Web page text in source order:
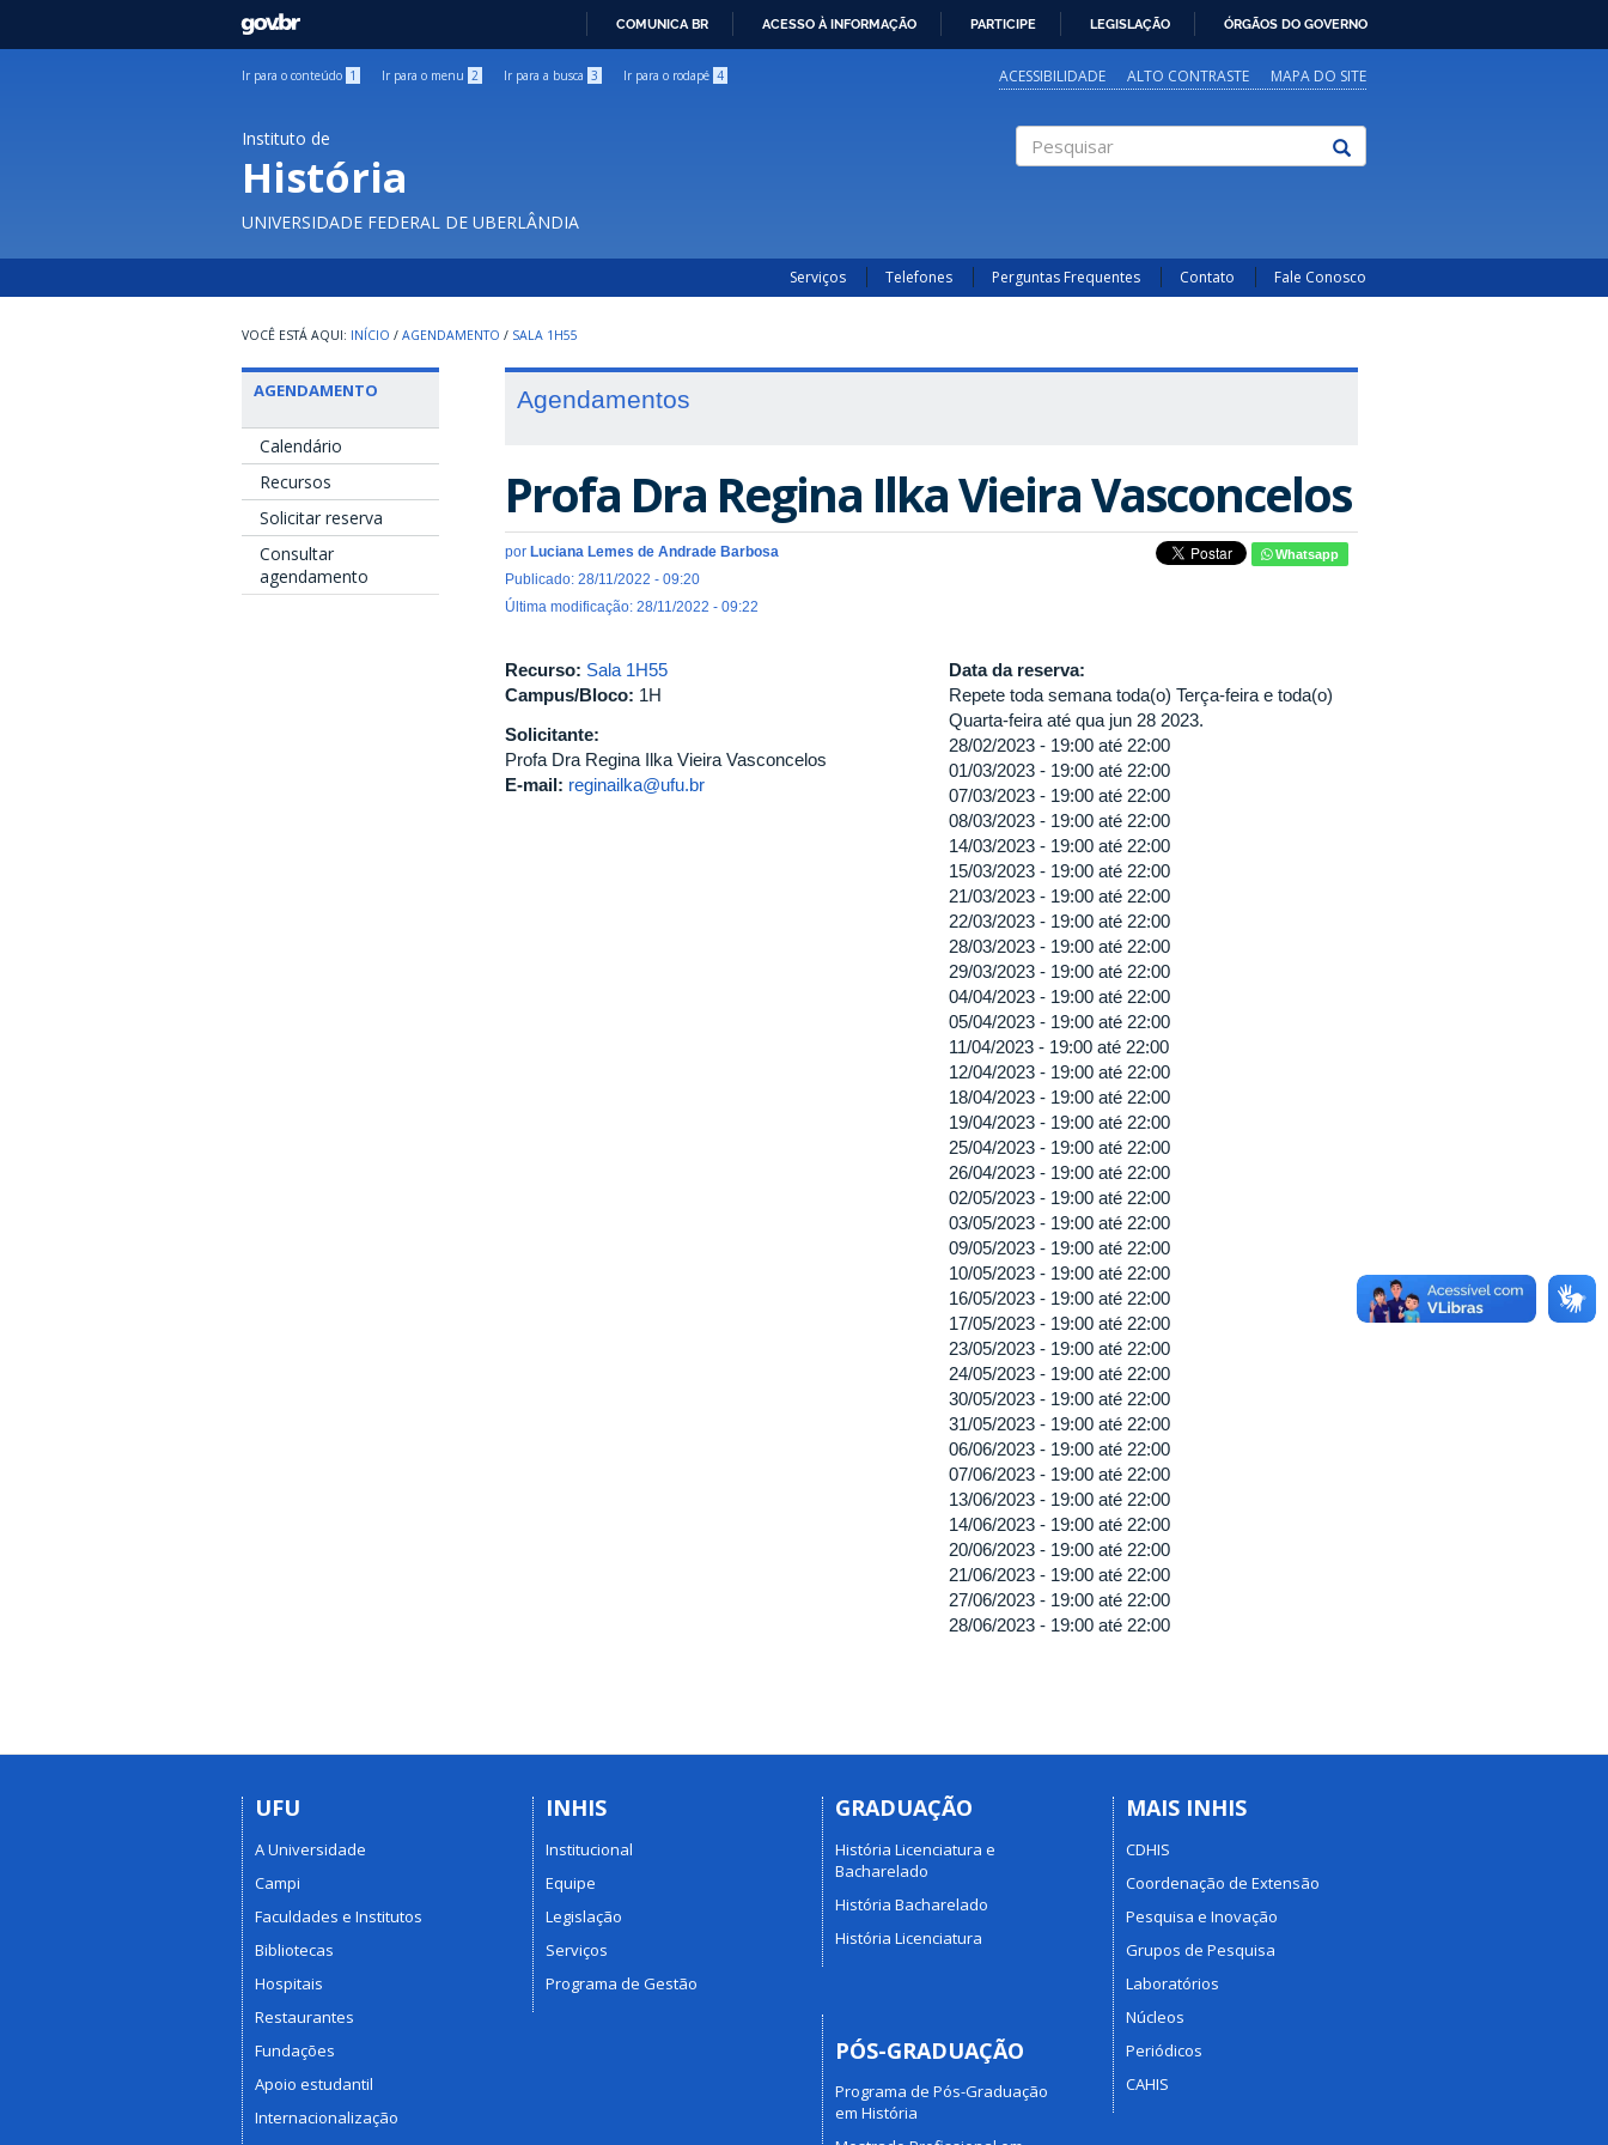
GOVBR
COMUNICA BR ACESSO À INFORMAÇÃO PARTICIPE LEGISLAÇÃO ÓRGÃOS DO GOVERNO
Ir para o conteúdo 1 Ir para o menu 2 Ir para a busca 3 Ir para o rodapé 4 ACESSIBILIDADE ALTO CONTRASTE MAPA DO SITE
Instituto de
História
UNIVERSIDADE FEDERAL DE UBERLÂNDIA
Serviços Telefones Perguntas Frequentes Contato Fale Conosco
INÍCIO / AGENDAMENTO / SALA 1H55
AGENDAMENTO
Calendário
Recursos
Solicitar reserva
Consultar
agendamento
Agendamentos
Profa Dra Regina Ilka Vieira Vasconcelos
por Luciana Lemes de Andrade Barbosa
Publicado: 28/11/2022 - 09:20
Última modificação: 28/11/2022 - 09:22
Whatsapp
Recurso: Sala 1H55
Campus/Bloco: 1H
Solicitante:
Profa Dra Regina Ilka Vieira Vasconcelos
E-mail: reginailka@ufu.br
Data da reserva:
Repete toda semana toda(o) Terça-feira e toda(o)
Quarta-feira até qua jun 28 2023.
28/02/2023 - 19:00 até 22:00
01/03/2023 - 19:00 até 22:00
07/03/2023 - 19:00 até 22:00
08/03/2023 - 19:00 até 22:00
14/03/2023 - 19:00 até 22:00
15/03/2023 - 19:00 até 22:00
21/03/2023 - 19:00 até 22:00
22/03/2023 - 19:00 até 22:00
28/03/2023 - 19:00 até 22:00
29/03/2023 - 19:00 até 22:00
04/04/2023 - 19:00 até 22:00
05/04/2023 - 19:00 até 22:00
11/04/2023 - 19:00 até 22:00
12/04/2023 - 19:00 até 22:00
18/04/2023 - 19:00 até 22:00
19/04/2023 - 19:00 até 22:00
25/04/2023 - 19:00 até 22:00
26/04/2023 - 19:00 até 22:00
02/05/2023 - 19:00 até 22:00
03/05/2023 - 19:00 até 22:00
09/05/2023 - 19:00 até 22:00
10/05/2023 - 19:00 até 22:00
16/05/2023 - 19:00 até 22:00
17/05/2023 - 19:00 até 22:00
23/05/2023 - 19:00 até 22:00
24/05/2023 - 19:00 até 22:00
30/05/2023 - 19:00 até 22:00
31/05/2023 - 19:00 até 22:00
06/06/2023 - 19:00 até 22:00
07/06/2023 - 19:00 até 22:00
13/06/2023 - 19:00 até 22:00
14/06/2023 - 19:00 até 22:00
20/06/2023 - 19:00 até 22:00
21/06/2023 - 19:00 até 22:00
27/06/2023 - 19:00 até 22:00
28/06/2023 - 19:00 até 22:00
UFU
A Universidade
Campi
Faculdades e Institutos
Bibliotecas
Hospitais
Restaurantes
Fundações
Apoio estudantil
Internacionalização
INHIS
Institucional
Equipe
Legislação
Serviços
Programa de Gestão
GRADUAÇÃO
História Licenciatura e
Bacharelado
História Bacharelado
História Licenciatura
PÓS-GRADUAÇÃO
Programa de Pós-Graduação
em História
MAIS INHIS
CDHIS
Coordenação de Extensão
Pesquisa e Inovação
Grupos de Pesquisa
Laboratórios
Núcleos
Periódicos
CAHIS